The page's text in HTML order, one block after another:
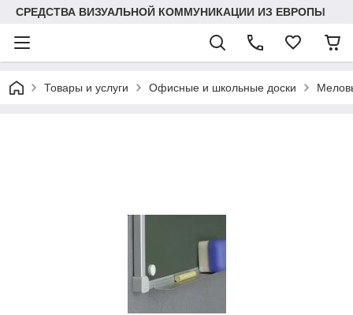
СРЕДСТВА ВИЗУАЛЬНОЙ КОММУНИКАЦИИ ИЗ ЕВРОПЫ
Товары и услуги Офисные и школьные доски